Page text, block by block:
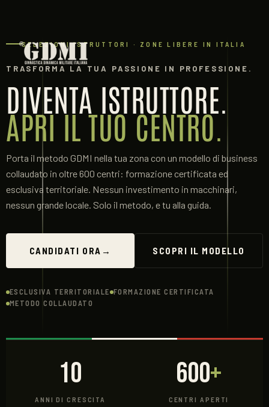
SELEZIONI ISTRUTTORI · ZONE LIBERE IN ITALIA
TRASFORMA LA TUA PASSIONE IN PROFESSIONE.
DIVENTA ISTRUTTORE.
APRI IL TUO CENTRO.
Porta il metodo GDMI nella tua zona con un modello di business
collaudato in oltre 600 centri: formazione certificata ed
esclusiva territoriale. Nessun investimento in macchinari,
nessun grande locale. Solo il metodo, e tu alla guida.
CANDIDATI ORA → SCOPRI IL MODELLO
ESCLUSIVA TERRITORIALE FORMAZIONE CERTIFICATA
METODO COLLAUDATO
10
ANNI DI CRESCITA
600+
CENTRI APERTI